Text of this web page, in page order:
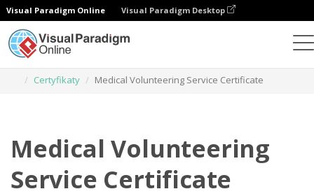
Visual Paradigm Online Visual Paradigm Desktop
Certyfikaty
Medical Volunteering Service Certificate
Medical Volunteering
Service Certificate